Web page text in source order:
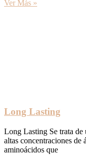
Ver Más »
Long Lasting
Long Lasting Se trata de
altas concentraciones
aminoácidos que